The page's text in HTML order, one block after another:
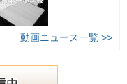
動画ニュース一覧 >>